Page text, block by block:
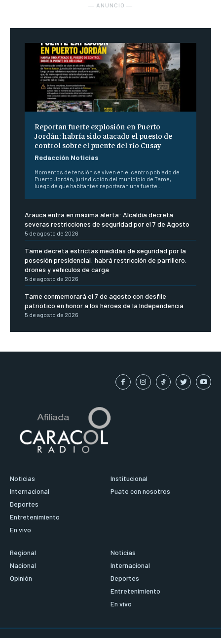
― ANUNCIO ―
Reportan fuerte explosión en Puerto
Jordán; habría sido atacado el puesto de
control sobre el puente del río Cusay
Redacción Noticias
Momentos de tensión se viven en el centro poblado de
Puerto Jordán, jurisdicción del municipio de Tame,
luego de que habitantes reportaran una fuerte...
Arauca entra en máxima alerta: Alcaldía decreta
severas restricciones de seguridad por el 7 de Agosto
5 de agosto de 2026
Tame decreta estrictas medidas de seguridad por la
posesión presidencial: habrá restricción de parrillero,
drones y vehículos de carga
5 de agosto de 2026
Tame conmemorará el 7 de agosto con desfile
patriótico en honor a los héroes de la Independencia
5 de agosto de 2026
Noticias
Internacional
Deportes
Entretenimiento
En vivo
Institucional
Puate con nosotros
Regional
Nacional
Opinión
Noticias
Internacional
Deportes
Entretenimiento
En vivo